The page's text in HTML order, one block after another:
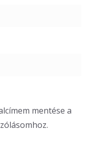
mentése a